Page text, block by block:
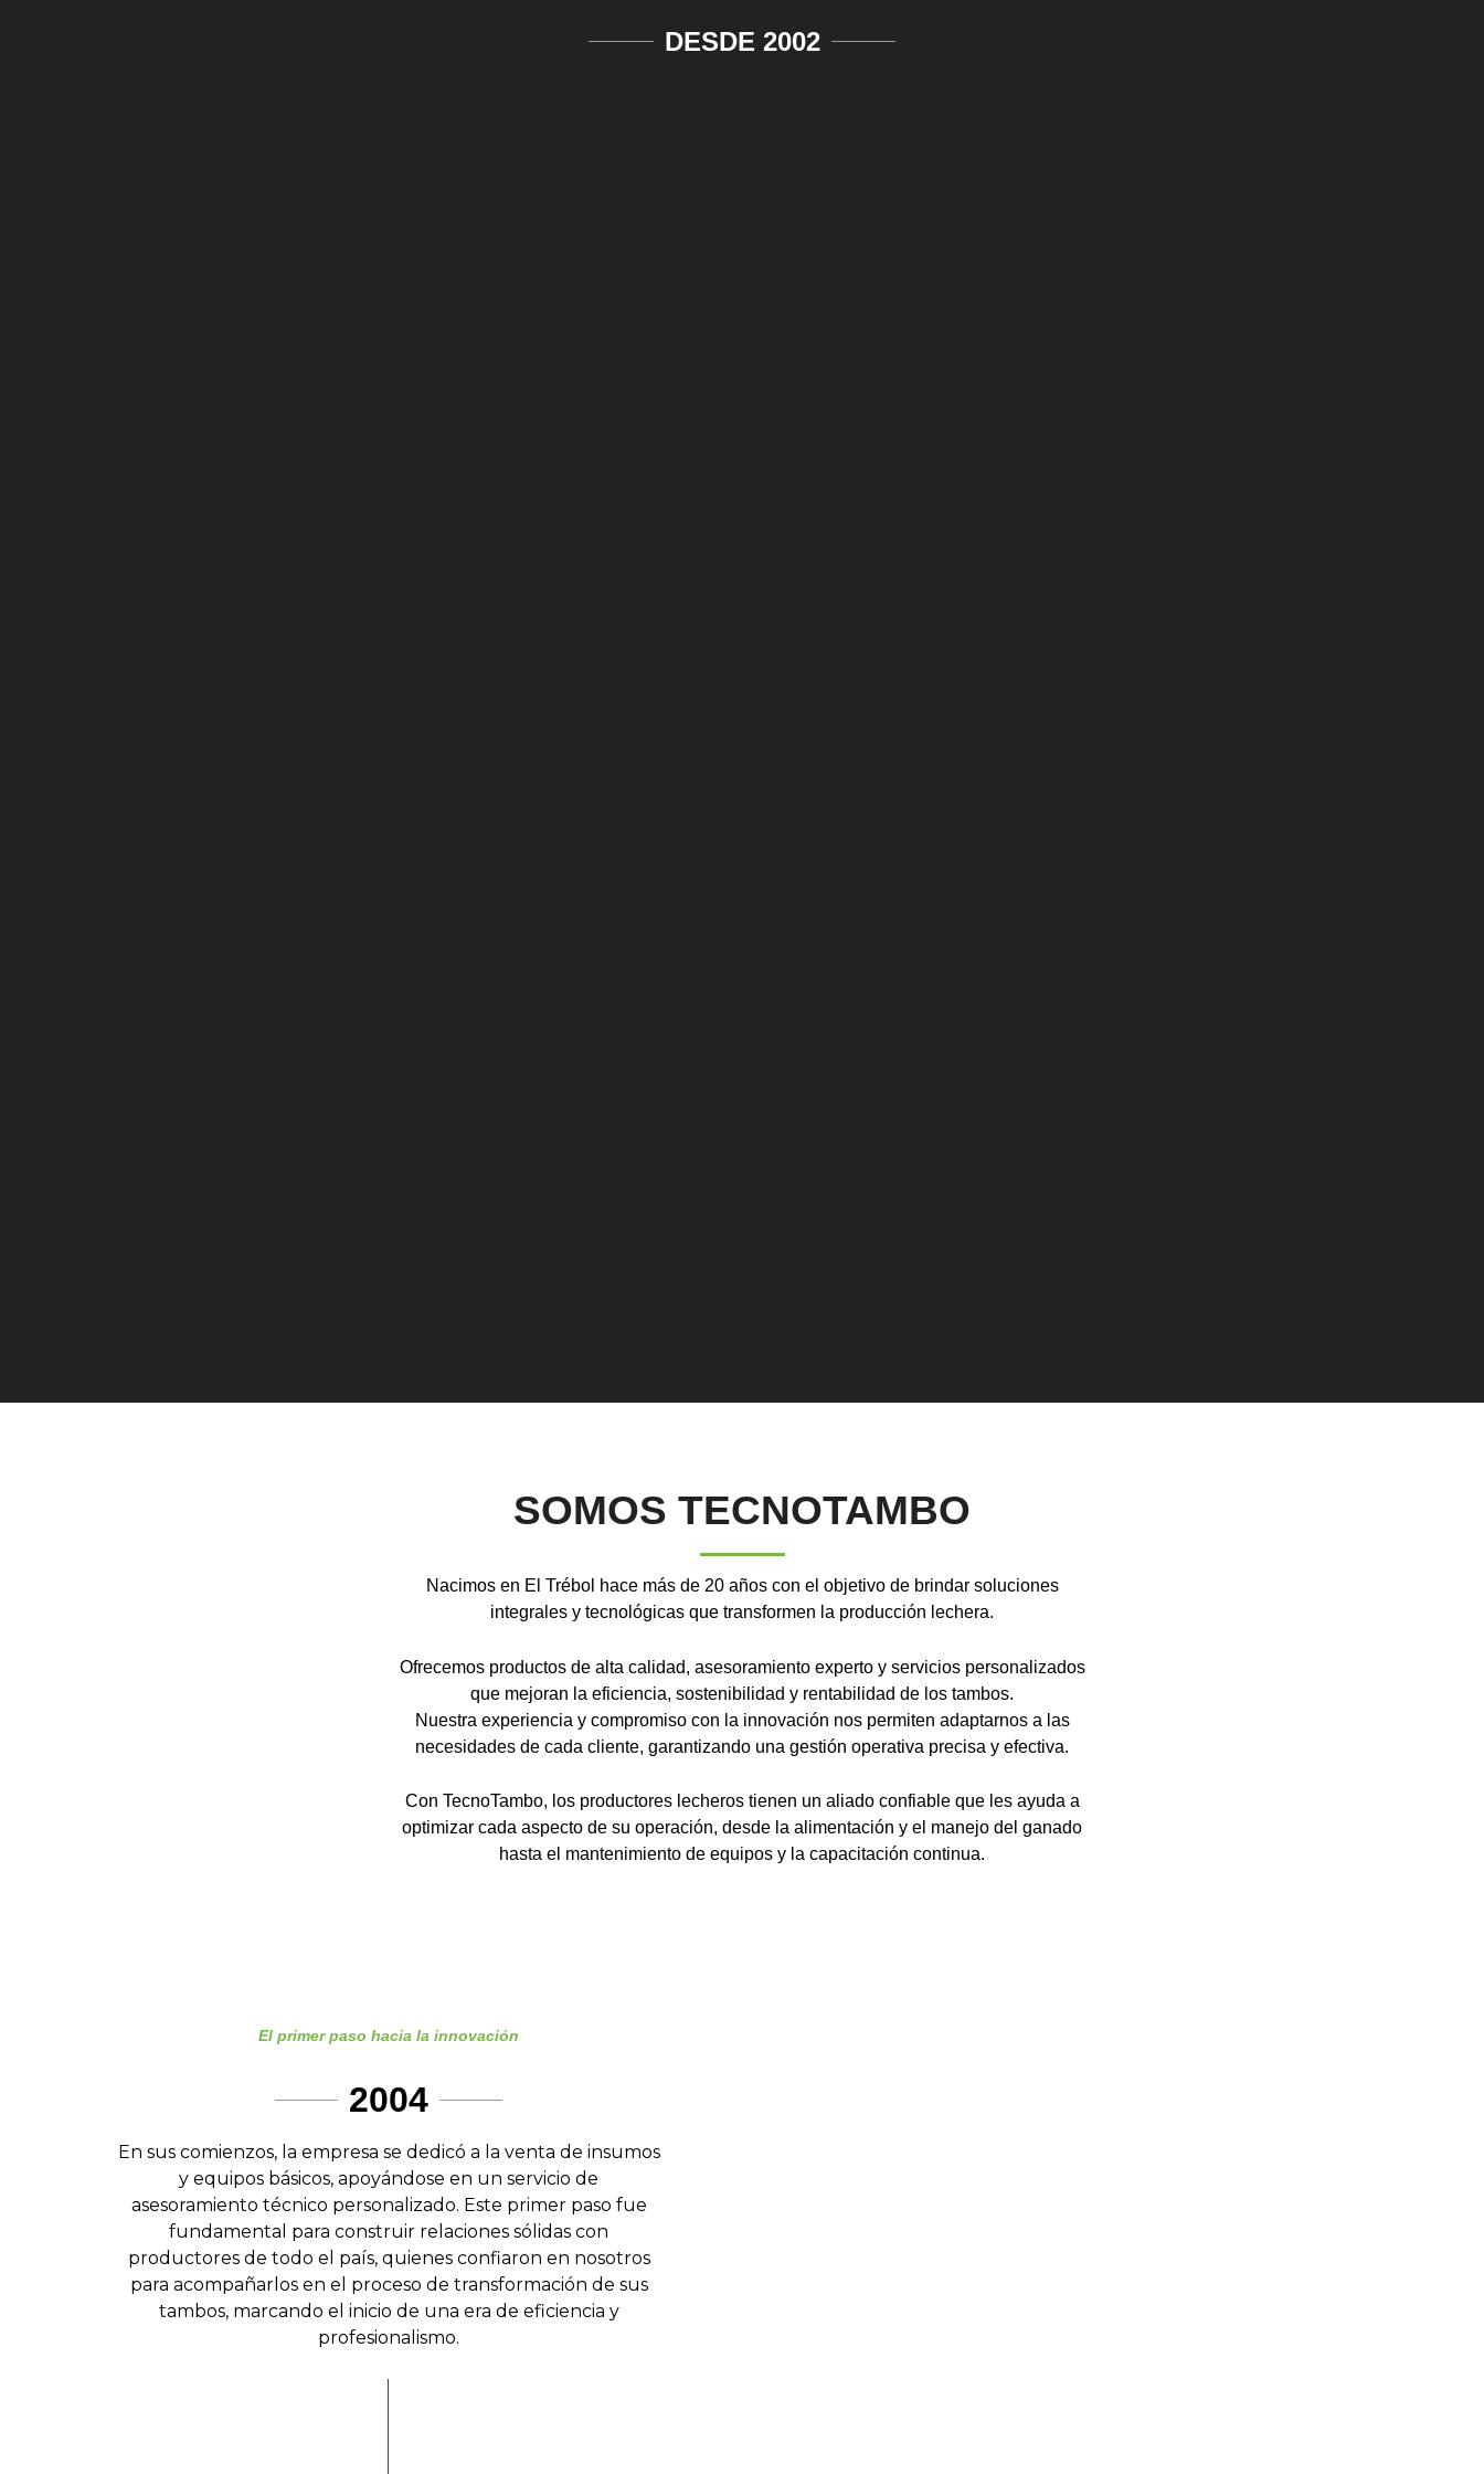
DESDE 2002
SOMOS TECNOTAMBO
Nacimos en El Trébol hace más de 20 años con el objetivo de brindar soluciones
integrales y tecnológicas que transformen la producción lechera.
Ofrecemos productos de alta calidad, asesoramiento experto y servicios personalizados
que mejoran la eficiencia, sostenibilidad y rentabilidad de los tambos.
Nuestra experiencia y compromiso con la innovación nos permiten adaptarnos a las
necesidades de cada cliente, garantizando una gestión operativa precisa y efectiva.
Con TecnoTambo, los productores lecheros tienen un aliado confiable que les ayuda a
optimizar cada aspecto de su operación, desde la alimentación y el manejo del ganado
hasta el mantenimiento de equipos y la capacitación continua.
El primer paso hacia la innovación
2004
En sus comienzos, la empresa se dedicó a la venta de insumos
y equipos básicos, apoyándose en un servicio de
asesoramiento técnico personalizado. Este primer paso fue
fundamental para construir relaciones sólidas con
productores de todo el país, quienes confiaron en nosotros
para acompañarlos en el proceso de transformación de sus
tambos, marcando el inicio de una era de eficiencia y
profesionalismo.